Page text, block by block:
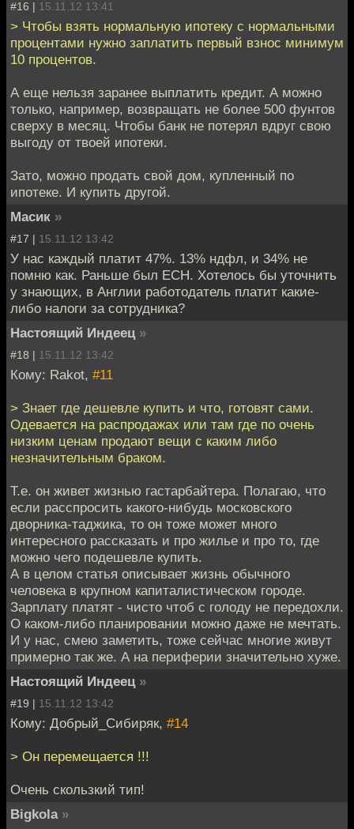
#16 | 15.11.12 13:41
> Чтобы взять нормальную ипотеку с нормальными
процентами нужно заплатить первый взнос минимум
10 процентов.
А еще нельзя заранее выплатить кредит. А можно
только, например, возвращать не более 500 фунтов
сверху в месяц. Чтобы банк не потерял вдруг свою
выгоду от твоей ипотеки.
Зато, можно продать свой дом, купленный по
ипотеке. И купить другой.
Масик »
#17 | 15.11.12 13:42
У нас каждый платит 47%. 13% ндфл, и 34% не
помню как. Раньше был ЕСН. Хотелось бы уточнить
у знающих, в Англии работодатель платит какие-
либо налоги за сотрудника?
Настоящий Индеец »
#18 | 15.11.12 13:42
Кому: Rakot, #11
> Знает где дешевле купить и что, готовят сами.
Одевается на распродажах или там где по очень
низким ценам продают вещи с каким либо
незначительным браком.
Т.е. он живет жизнью гастарбайтера. Полагаю, что
если расспросить какого-нибудь московского
дворника-таджика, то он тоже может много
интересного рассказать и про жилье и про то, где
можно чего подешевле купить.
А в целом статья описывает жизнь обычного
человека в крупном капиталистическом городе.
Зарплату платят - чисто чтоб с голоду не передохли.
О каком-либо планировании можно даже не мечтать.
И у нас, смею заметить, тоже сейчас многие живут
примерно так же. А на периферии значительно хуже.
Настоящий Индеец »
#19 | 15.11.12 13:42
Кому: Добрый_Сибиряк, #14
> Он перемещается !!!
Очень скользкий тип!
Bigkola »